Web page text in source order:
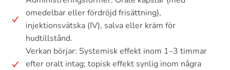
omedelbar eller fördröjd frisättning),
injektionsvätska (IV), salva eller kräm för
hudtillstånd.
Verkan börjar: Systemisk effekt inom 1–3 timmar
efter oralt intag; topisk effekt synlig inom några